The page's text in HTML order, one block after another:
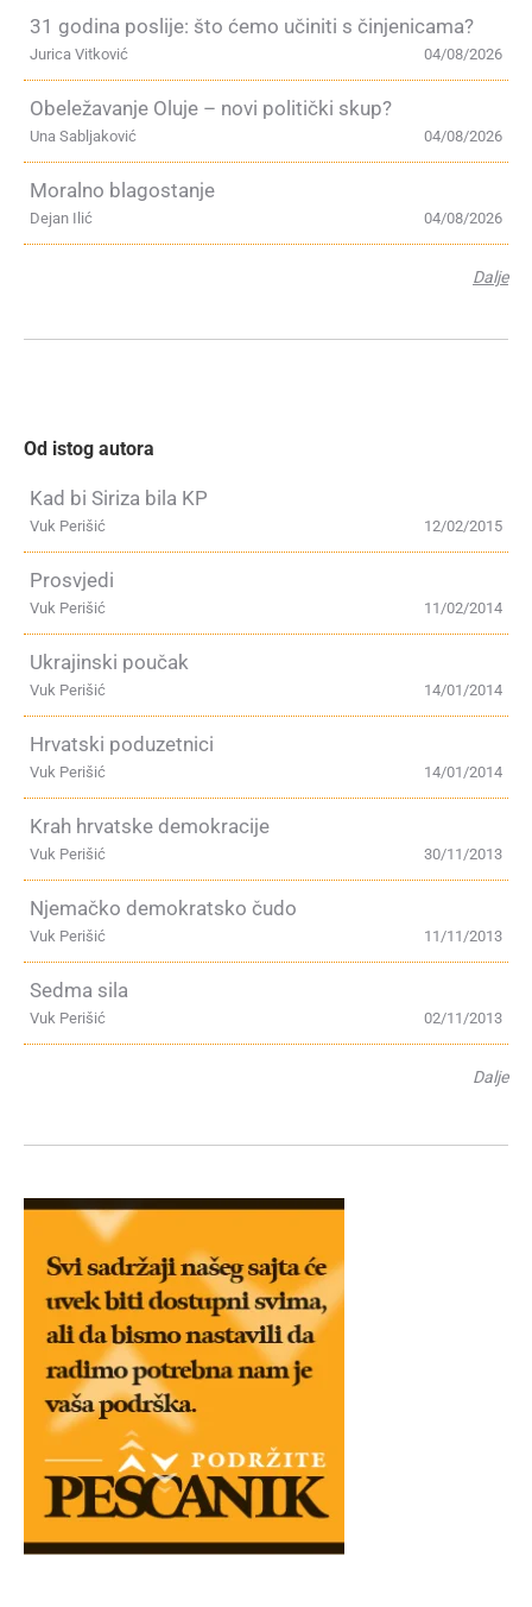
31 godina poslije: što ćemo učiniti s činjenicama?
04/08/2026
Jurica Vitković
Obeležavanje Oluje – novi politički skup?
04/08/2026
Una Sabljaković
Moralno blagostanje
04/08/2026
Dejan Ilić
Dalje
Od istog autora
Kad bi Siriza bila KP
12/02/2015
Vuk Perišić
Prosvjedi
11/02/2014
Vuk Perišić
Ukrajinski poučak
14/01/2014
Vuk Perišić
Hrvatski poduzetnici
14/01/2014
Vuk Perišić
Krah hrvatske demokracije
30/11/2013
Vuk Perišić
Njemačko demokratsko čudo
11/11/2013
Vuk Perišić
Sedma sila
02/11/2013
Vuk Perišić
Dalje